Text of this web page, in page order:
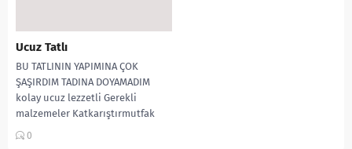
Ucuz Tatlı
BU TATLININ YAPIMINA ÇOK
ŞAŞIRDIM TADINA DOYAMADIM
kolay ucuz lezzetli Gerekli
malzemeler Katkarıştırmutfak
Şerbeti için 2 su bardağı şeker 2
0